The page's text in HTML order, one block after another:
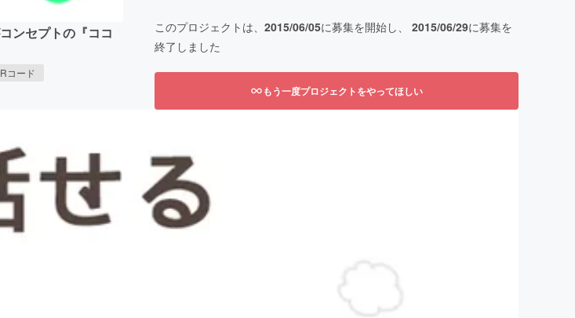
ンセプトの『ココ
コード
このプロジェクトは、 2015/06/05に募集を開始し、 2015/06/29に募集を
終了しました
もう一度プロジェクトをやってほしい